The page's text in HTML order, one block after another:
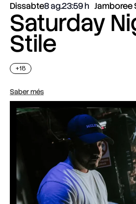
Dissabte8 ag.23:59 Jamboree
Saturday
Stile
+18
Saber més